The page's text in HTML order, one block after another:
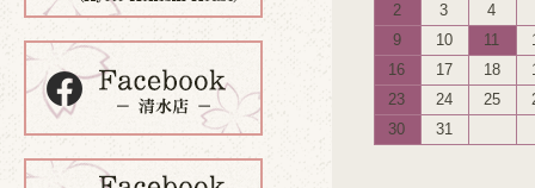
2 3
4
9
10 11
16
17 18
23
24 25
30
31